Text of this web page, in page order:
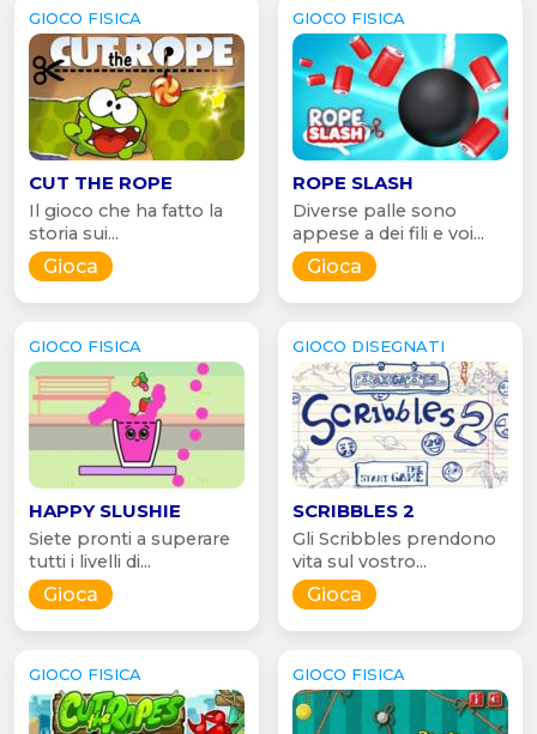
GIOCO FISICA
CUT THE ROPE
Il gioco che ha fatto la
storia sui...
Gioca
GIOCO FISICA
ROPE SLASH
Diverse palle sono
appese a dei fili e voi...
Gioca
GIOCO FISICA
HAPPY SLUSHIE
Siete pronti a superare
tutti i livelli di...
Gioca
GIOCO DISEGNATI
SCRIBBLES 2
Gli Scribbles prendono
vita sul vostro...
Gioca
GIOCO FISICA GIOCO FISICA